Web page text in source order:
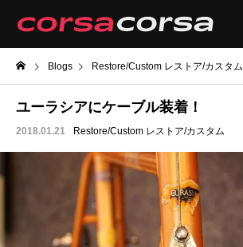
Blogs Restore/Custom レストア/カスタム
ユーラシアにケーブル装着！
2018.01.21 Restore/Custom レストア/カスタム